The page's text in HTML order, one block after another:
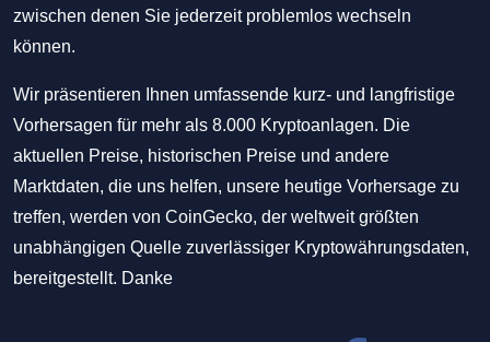
zwischen denen Sie jederzeit problemlos wechseln
können.
Wir präsentieren Ihnen umfassende kurz- und langfristige
Vorhersagen für mehr als 8.000 Kryptoanlagen. Die
aktuellen Preise, historischen Preise und andere
Marktdaten, die uns helfen, unsere heutige Vorhersage zu
treffen, werden von CoinGecko, der weltweit größten
unabhängigen Quelle zuverlässiger Kryptowährungsdaten,
bereitgestellt. Danke